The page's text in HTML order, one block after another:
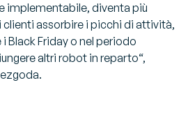
implementabile, diventa più
clienti assorbire i picchi di attività,
Black Friday o nel periodo
altri robot in reparto“,